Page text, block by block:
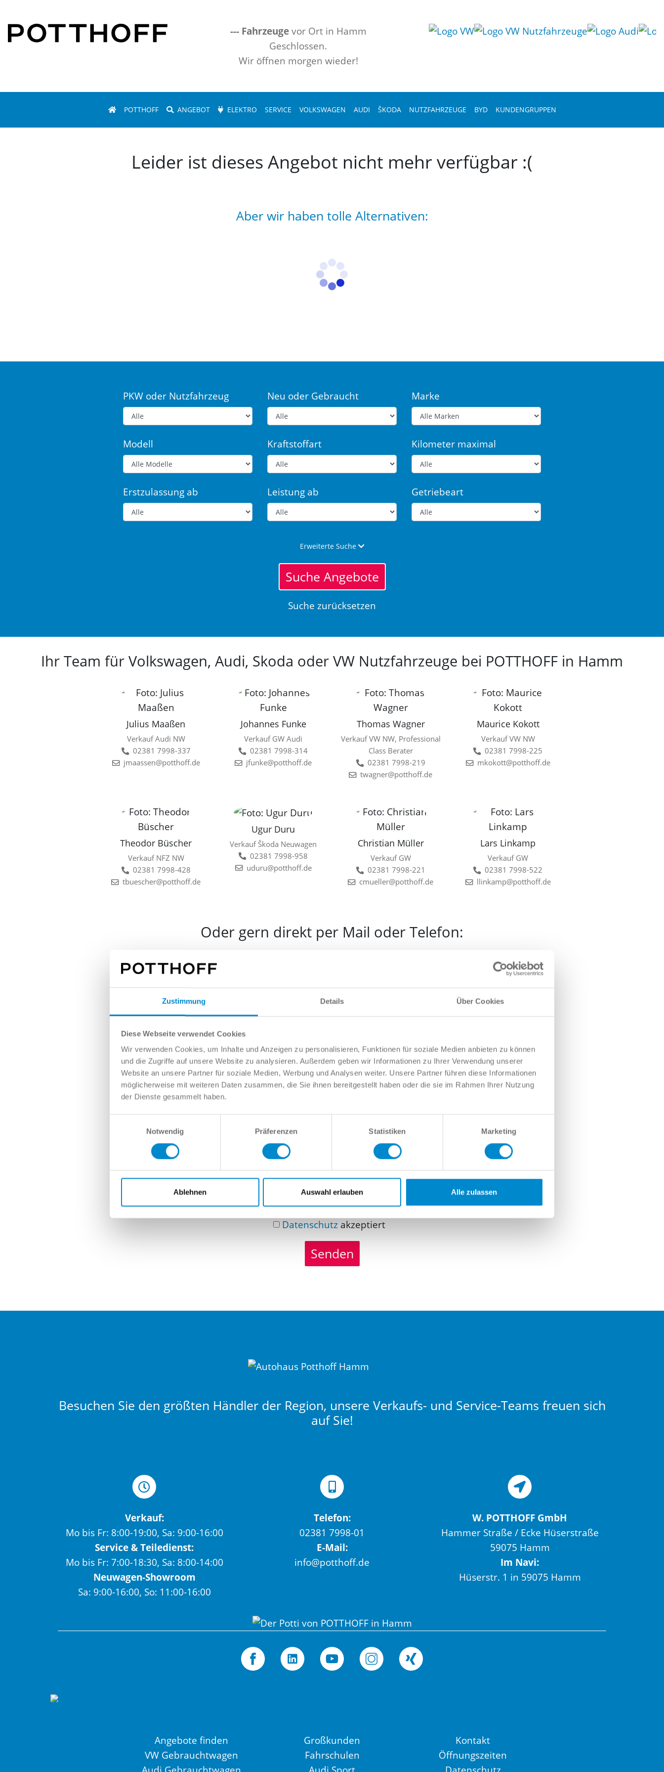
Zustimmung Details Über Cookies
Diese Webseite verwendet Cookies
Wir verwenden Cookies, um Inhalte und Anzeigen zu personalisieren, Funktionen für soziale Medien anbieten zu können
und die Zugriffe auf unsere Website zu analysieren. Außerdem geben wir Informationen zu Ihrer Verwendung unserer
Website an unsere Partner für soziale Medien, Werbung und Analysen weiter. Unsere Partner führen diese Informationen
möglicherweise mit weiteren Daten zusammen, die Sie ihnen bereitgestellt haben oder die sie im Rahmen Ihrer Nutzung
der Dienste gesammelt haben.
Notwendig
Präferenzen Statistiken Marketing
Ablehnen Auswahl erlauben Alle zulassen
---Fahrzeugevor Ort in Hamm
Geschlossen.
Wir öffnen morgen wieder!
POTTHOFF ANGEBOT ELEKTRO SERVICE VOLKSWAGEN AUDI ŠKODA NUTZFAHRZEUGE BYD KUNDENGRUPPEN
Leider ist dieses Angebot nicht mehr verfügbar :(
Aber wir haben tolle Alternativen:
PKW oder Nutzfahrzeug Neu oder Gebraucht Marke
Modell Kraftstoffart Kilometer maximal
Erstzulassung ab Leistung ab Getriebeart
Erweiterte Suche
Suche Angebote
Suche zurücksetzen
Ihr Team für Volkswagen, Audi, Skoda oder VW Nutzfahrzeuge bei POTTHOFF in Hamm
Julius Maaßen
Verkauf Audi NW
02381 7998-337
jmaassen@potthoff.de
Johannes Funke
Verkauf GW Audi
02381 7998-314
jfunke@potthoff.de
Thomas Wagner
Verkauf VW NW, Professional
Class Berater
02381 7998-219
twagner@potthoff.de
Maurice Kokott
Verkauf VW NW
02381 7998-225
mkokott@potthoff.de
Theodor Büscher
Verkauf NFZ NW
02381 7998-428
tbuescher@potthoff.de
Ugur Duru
Verkauf Škoda Neuwagen
02381 7998-958
uduru@potthoff.de
Christian Müller
Verkauf GW
02381 7998-221
cmueller@potthoff.de
Lars Linkamp
Verkauf GW
02381 7998-522
llinkamp@potthoff.de
Oder gern direkt per Mail oder Telefon:
Name
Telefonnummer
Datenschutzakzeptiert
Senden
Besuchen Sie den größten Händler der Region, unsere Verkaufs- und Service-Teams freuen sich
auf Sie!
Verkauf:
Mo bis Fr: 8:00-19:00, Sa: 9:00-16:00
Service & Teiledienst:
Mo bis Fr: 7:00-18:30, Sa: 8:00-14:00
Neuwagen-Showroom
Sa: 9:00-16:00, So: 11:00-16:00
Telefon:
02381 7998-01
E-Mail:
info@potthoff.de
W. POTTHOFF GmbH
Hammer Straße / Ecke Hüserstraße
59075 Hamm
Im Navi:
Hüserstr. 1 in 59075 Hamm
Angebote finden
VW Gebrauchtwagen
Großkunden
Fahrschulen
Kontakt
Öffnungszeiten